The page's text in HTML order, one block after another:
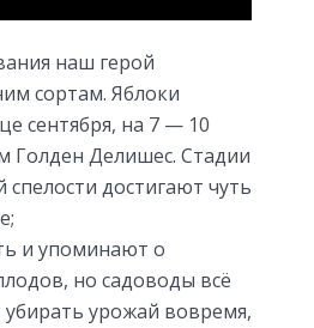
наш герой
сортам. Яблоки
сентября, на 7 — 10
Голден Делишес. Стадии
спелости достигают чуть
и упоминают о
но садоводы всё
урожай вовремя,